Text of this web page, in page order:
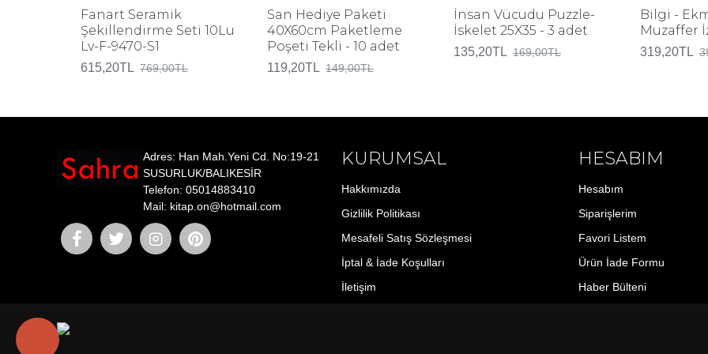
Fanart Seramik
Şekillendirme Seti 10Lu
Lv-F-9470-S1
615,20TL 769,00TL
San Hediye Paketi
40X60cm Paketleme
Poşeti Tekli - 10 adet
119,20TL 149,00TL
İnsan Vücudu Puzzle-
İskelet 25X35 - 3 adet
135,20TL 169,00TL
Bilgi -
Muzaffer
319,20TL
Adres: Han Mah.Yeni Cd. No:19-21
SUSURLUK/BALIKESİR
Telefon: 05014883410
Mail: kitap.on@hotmail.com
KURUMSAL
Hakkımızda
Gizlilik Politikası
Mesafeli Satış Sözleşmesi
İptal & İade Koşulları
İletişim
HESABIM
Hesabım
Siparişlerim
Favori Listem
Ürün İade Formu
Haber Bülteni